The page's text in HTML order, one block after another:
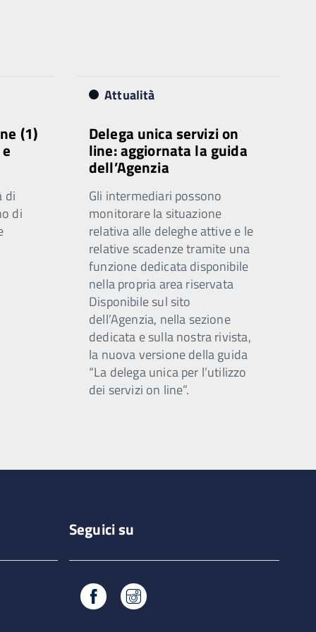
(1)
di
di
Attualità
Delega unica servizi on
line: aggiornata la guida
dell’Agenzia
Gli intermediari possono
monitorare la situazione
relativa alle deleghe attive e le
relative scadenze tramite una
funzione dedicata disponibile
nella propria area riservata
Disponibile sul sito
dell’Agenzia, nella sezione
dedicata e sulla nostra rivista,
la nuova versione della guida
“La delega unica per l’utilizzo
dei servizi on line”.
Seguici su
Facebook